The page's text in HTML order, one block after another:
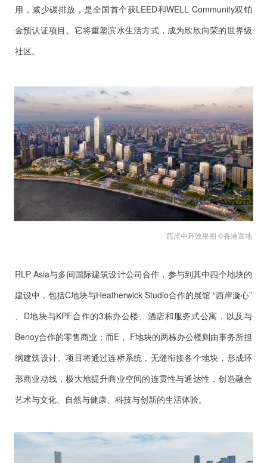
用，减少碳排放，是全国首个获LEED和WELL Community双铂
金预认证项目。它将重塑滨水生活方式，成为欣欣向荣的世界级
社区。
西岸中环效果图 ©香港置地
RLP Asia与多间国际建筑设计公司合作，参与到其中四个地块的
建设中，包括C地块与Heatherwick Studio合作的展馆 “西岸漩心”
、D地块与KPF合作的3栋办公楼、酒店和服务式公寓，以及与
Benoy合作的零售商业；而E 、F地块的两栋办公楼则由事务所担
纲建筑设计。项目将通过连桥系统，无缝衔接各个地块，形成环
形商业动线，极大地提升商业空间的连贯性与通达性，创造融合
艺术与文化、自然与健康、科技与创新的生活体验。